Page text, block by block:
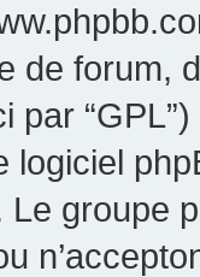
de forum,
par
logiciel
groupe